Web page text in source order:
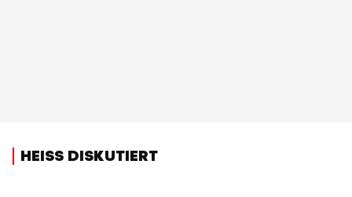
HEISS DISKUTIERT